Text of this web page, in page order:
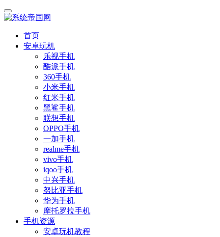
首页
安卓玩机
乐视手机
酷派手机
360手机
小米手机
红米手机
黑鲨手机
联想手机
OPPO手机
一加手机
realme手机
vivo手机
iqoo手机
中兴手机
努比亚手机
华为手机
摩托罗拉手机
手机资源
安卓玩机教程